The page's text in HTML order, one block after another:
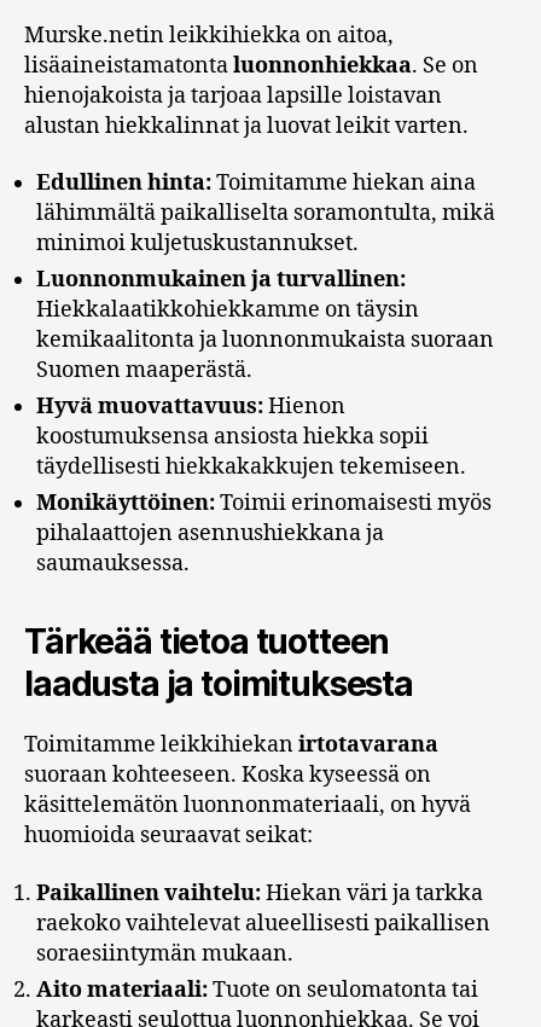
Murske.netin leikkihiekka on aitoa,
lisäaineistamatontaluonnonhiekkaa. Se on
hienojakoista ja tarjoaa lapsille loistavan
alustan hiekkalinnat ja luovat leikit varten.
Edullinen hinta:Toimitamme hiekan aina
lähimmältä paikalliselta soramontulta, mikä
minimoi kuljetuskustannukset.
Luonnonmukainen ja turvallinen:
Hiekkalaatikkohiekkamme on täysin
kemikaalitonta ja luonnonmukaista suoraan
Suomen maaperästä.
Hyvä muovattavuus:Hienon
koostumuksensa ansiosta hiekka sopii
täydellisesti hiekkakakkujen tekemiseen.
Monikäyttöinen:Toimii erinomaisesti myös
pihalaattojen asennushiekkana ja
saumauksessa.
Tärkeää tietoa tuotteen
laadusta ja toimituksesta
Toimitamme leikkihiekanirtotavarana
suoraan kohteeseen. Koska kyseessä on
käsittelemätön luonnonmateriaali, on hyvä
huomioida seuraavat seikat:
Paikallinen vaihtelu:Hiekan väri ja tarkka
raekoko vaihtelevat alueellisesti paikallisen
soraesiintymän mukaan.
Aito materiaali:Tuote on seulomatonta tai
karkeasti seulottua luonnonhiekkaa. Se voi